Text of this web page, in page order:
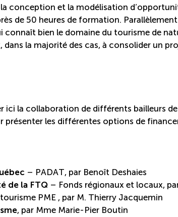
conception et la modélisation
de 50 heures de formation.
connaît bien le domaine du tourisme de
dans la majorité des cas, à consolider un
ici la collaboration de différents bailleurs
présenter les différentes options de
– PADAT, par Benoît Deshaies
de la FTQ – Fonds régionaux et locaux,
PME , par M. Thierry Jacquemin
, par Mme Marie-Pier Boutin